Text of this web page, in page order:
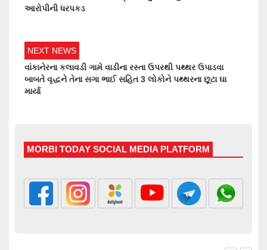
આરોપીની ધરપકડ
NEXT NEWS
વાંકાનેરના કલાવડી ગામે વાડીના રસ્તા ઉપરથી પથ્થર ઉપાડવા
બાબતે વૃદ્ધને તેના સગા ભાઈ સહિત 3 લોકોને પથ્થરના છૂટા ઘા
માર્યા
MORBI TODAY SOCIAL MEDIA PLATFORM